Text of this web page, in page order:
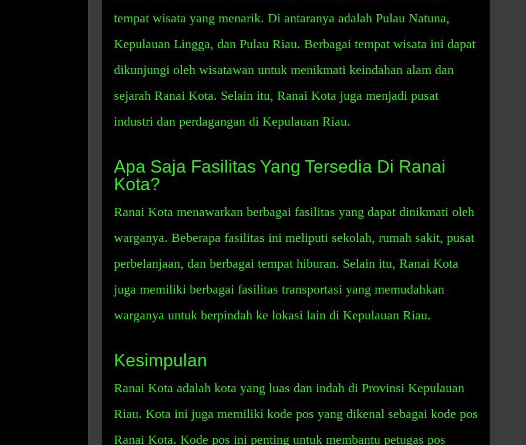
tempat wisata yang menarik. Di antaranya adalah Pulau Natuna,
Kepulauan Lingga, dan Pulau Riau. Berbagai tempat wisata ini dapat
dikunjungi oleh wisatawan untuk menikmati keindahan alam dan
sejarah Ranai Kota. Selain itu, Ranai Kota juga menjadi pusat
industri dan perdagangan di Kepulauan Riau.
Apa Saja Fasilitas Yang Tersedia Di Ranai
Kota?
Ranai Kota menawarkan berbagai fasilitas yang dapat dinikmati oleh
warganya. Beberapa fasilitas ini meliputi sekolah, rumah sakit, pusat
perbelanjaan, dan berbagai tempat hiburan. Selain itu, Ranai Kota
juga memiliki berbagai fasilitas transportasi yang memudahkan
warganya untuk berpindah ke lokasi lain di Kepulauan Riau.
Kesimpulan
Ranai Kota adalah kota yang luas dan indah di Provinsi Kepulauan
Riau. Kota ini juga memiliki kode pos yang dikenal sebagai kode pos
Ranai Kota. Kode pos ini penting untuk membantu petugas pos